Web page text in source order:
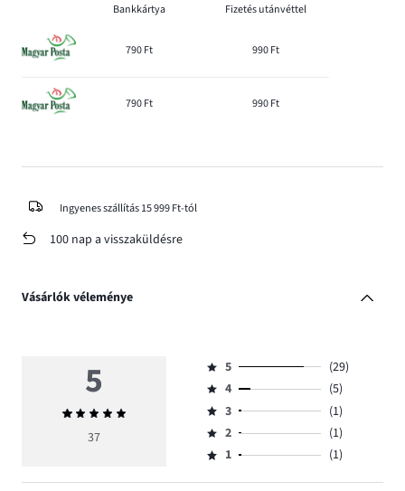
Bankkártya Fizetés utánvéttel
790 Ft 990 Ft
790 Ft 990 Ft
Ingyenes szállítás 15 999 Ft-tól
100 nap a visszaküldésre
Vásárlók véleménye
5
Átlagos
értékelés
37
Osztályzat
5,
szavazatok
száma
29.
5
(29)
Osztályzat
4,
szavazatok
száma
4
(5)
Osztályzat
3,
szavazatok
3
(1)
Osztályzat
2,
2
(1)
Osztályzat
1,
1 (1)